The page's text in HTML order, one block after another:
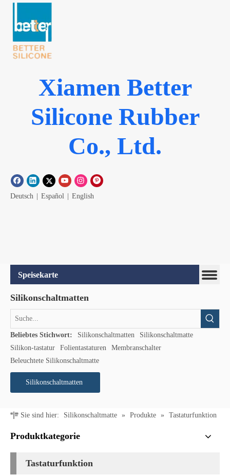
Xiamen Better
Silicone Rubber
Co., Ltd.
Deutsch | Español | English
Speisekarte
Silikonschaltmatten
Beliebtes Stichwort: Silikonschaltmatten
Silikonschaltmatte
Silikon-tastatur
Folientastaturen
Membranschalter
Beleuchtete Silikonschaltmatte
Silikonschaltmatten
Sie sind hier: Silikonschaltmatte » Produkte » Tastaturfunktion
Produktkategorie
Tastaturfunktion